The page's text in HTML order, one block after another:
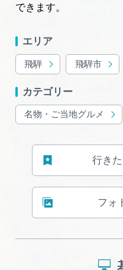
岐阜県まるごと観
岐阜県観光データ
旅行会社・観光
できます。
エリア
飛騨 飛騨市
カテゴリー
名物・ご当地グルメ
行き
フォ